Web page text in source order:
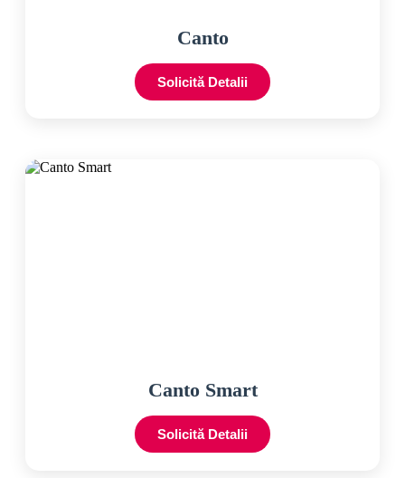
Canto
Solicită Detalii
Canto Smart
Solicită Detalii